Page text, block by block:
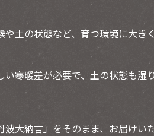
や土の状態など、育つ環境に大き
寒暖差が必要で、土の状態も湿
大納言」をそのまま、お届けい